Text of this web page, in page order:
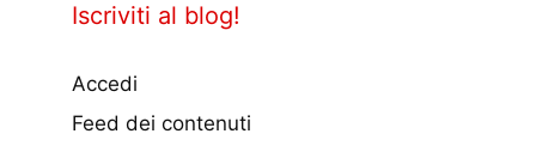
Iscriviti al blog!
Accedi
Feed dei contenuti